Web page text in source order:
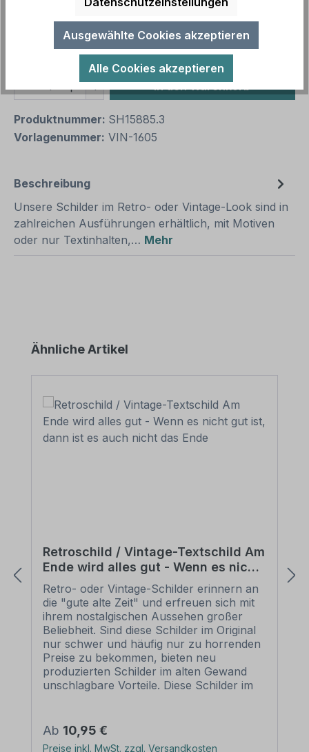
Preise inkl. MwSt. zzgl. Versandkosten
Aufgrund von Neuberechnungen im Warenkorb sind
abweichende Endpreise möglich.
Produkt Anzahl: Gib den
1 In den Warenkorb
Produktnummer: SH15885.3
Vorlagenummer: VIN-1605
Beschreibung
Unsere Schilder im Retro- oder Vintage-Look sind in
zahlreichen Ausführungen erhältlich, mit Motiven
oder nur Textinhalten,… Mehr
Produktgalerie überspringen
Ähnliche Artikel
Retroschild / Vintage-Textschild Am
Ende wird alles gut - Wenn es nicht
gut ist, dann ist es auch nicht das
Ende
Retro- oder Vintage-Schilder erinnern an
die "gute alte Zeit" und erfreuen sich mit
ihrem nostalgischen Aussehen großer
Beliebheit. Sind diese Schilder im Original
nur schwer und häufig nur zu horrenden
Preise zu bekommen, bieten neu
produzierten Schilder im alten Gewand
unschlagbare Vorteile. Diese Schilder im
Motiven oder nur Textinhalten, die je nach
Artikel individuallisiert werden können. Die
Regulärer Preis:
Ab 10,95 €
Preise inkl. MwSt. zzgl. Versandkosten
Ausgewählte Cookies akzeptieren
Alle Cookies akzeptieren